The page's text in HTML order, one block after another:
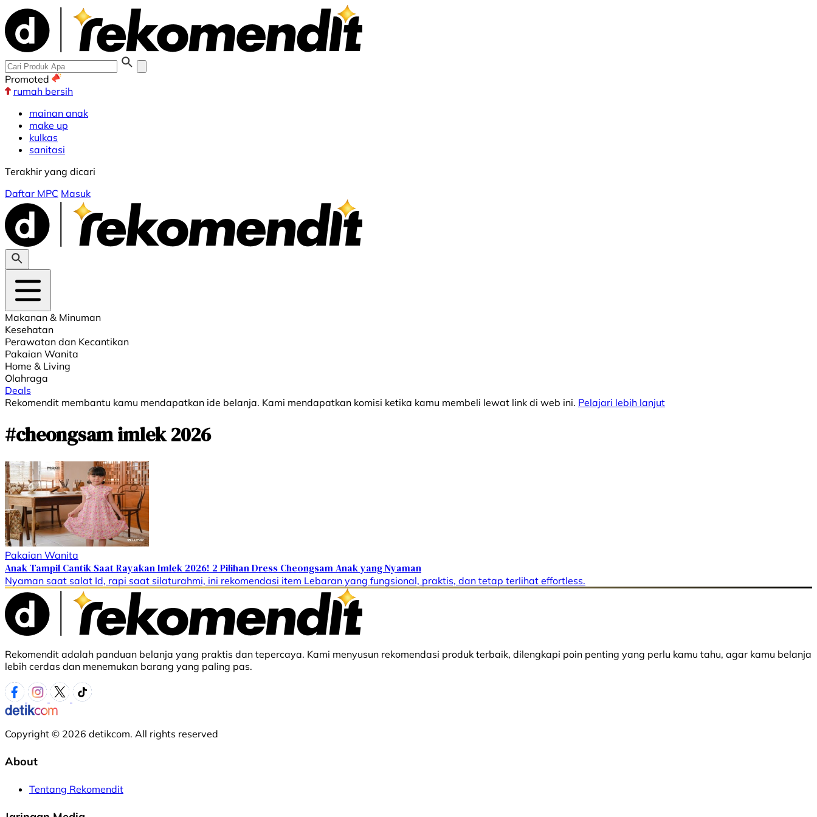
Promoted
rumah bersih
mainan anak
make up
kulkas
sanitasi
Terakhir yang dicari
Daftar MPC Masuk
Makanan & Minuman
Kesehatan
Perawatan dan Kecantikan
Pakaian Wanita
Home & Living
Olahraga
Deals
Rekomendit membantu kamu mendapatkan ide belanja. Kami mendapatkan komisi ketika kamu membeli lewat link di web ini. Pelajari lebih lanjut
#cheongsam imlek 2026
Pakaian Wanita
Anak Tampil Cantik Saat Rayakan Imlek 2026! 2 Pilihan Dress Cheongsam Anak yang Nyaman
Nyaman saat salat Id, rapi saat silaturahmi, ini rekomendasi item Lebaran yang fungsional, praktis, dan tetap terlihat effortless.
Rekomendit adalah panduan belanja yang praktis dan tepercaya. Kami menyusun rekomendasi produk terbaik, dilengkapi poin penting yang perlu kamu tahu, agar kamu belanja
lebih cerdas dan menemukan barang yang paling pas.
Copyright © 2026 detikcom. All rights reserved
About
Tentang Rekomendit